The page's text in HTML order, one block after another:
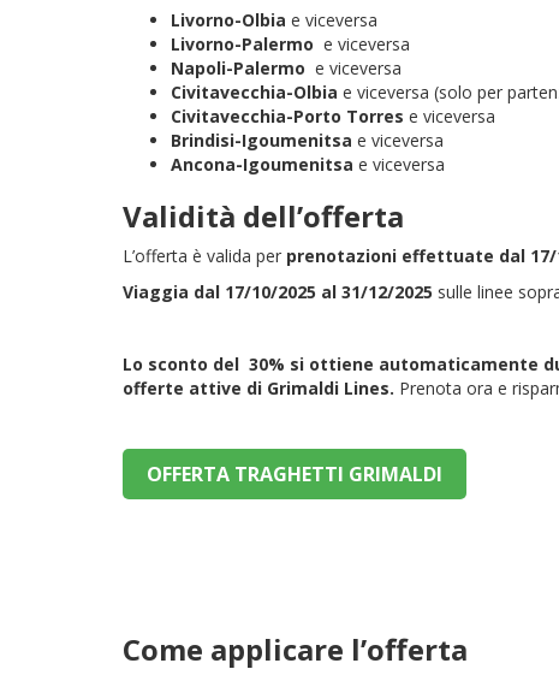
Livorno-Olbia e viceversa
Livorno-Palermo e viceversa
Napoli-Palermo e viceversa
Civitavecchia-Olbia e viceversa (solo per
Civitavecchia-Porto Torres e viceversa
Brindisi-Igoumenitsa e viceversa
Ancona-Igoumenitsa e viceversa
Validità dell’offerta
L’offerta è valida per prenotazioni effettuate dal 17/
Viaggia dal 17/10/2025 al 31/12/2025 sulle linee
Lo sconto del 30% si ottiene automaticamente
offerte attive di Grimaldi Lines. Prenota ora e
OFFERTA TRAGHETTI GRIMALDI
Come applicare l’offerta